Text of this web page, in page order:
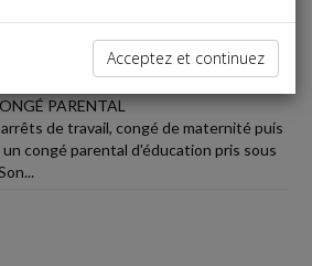
PARENTAL
de travail, congé de maternité puis
congé parental d'éducation pris sous
Acceptez et continuez